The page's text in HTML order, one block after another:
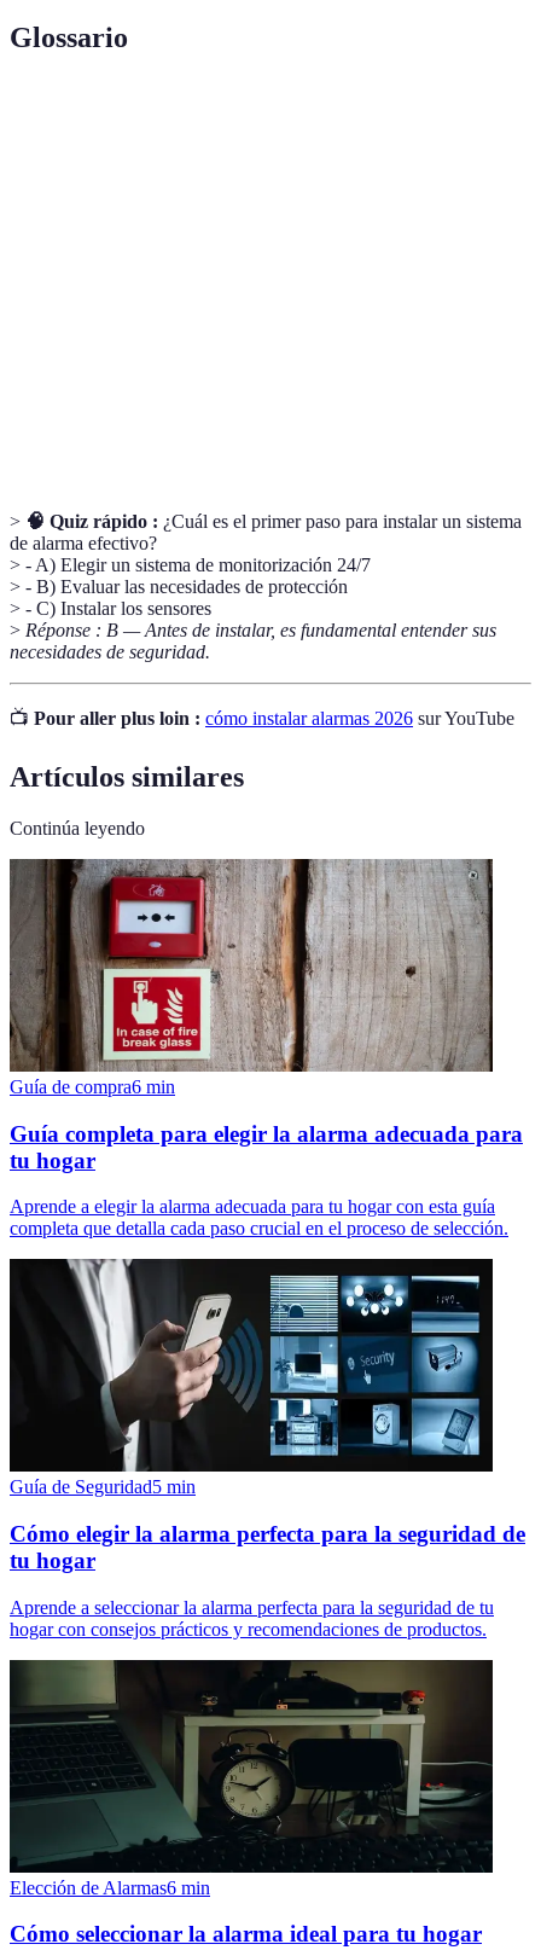
Glossario
> 🧠 Quiz rápido : ¿Cuál es el primer paso para instalar un sistema
de alarma efectivo?
> - A) Elegir un sistema de monitorización 24/7
> - B) Evaluar las necesidades de protección
> - C) Instalar los sensores
> Réponse : B — Antes de instalar, es fundamental entender sus
necesidades de seguridad.
📺 Pour aller plus loin : cómo instalar alarmas 2026 sur YouTube
Artículos similares
Continúa leyendo
Guía de compra6 min
Guía completa para elegir la alarma adecuada para
tu hogar
Aprende a elegir la alarma adecuada para tu hogar con esta guía
completa que detalla cada paso crucial en el proceso de selección.
Guía de Seguridad5 min
Cómo elegir la alarma perfecta para la seguridad de
tu hogar
Aprende a seleccionar la alarma perfecta para la seguridad de tu
hogar con consejos prácticos y recomendaciones de productos.
Elección de Alarmas6 min
Cómo seleccionar la alarma ideal para tu hogar